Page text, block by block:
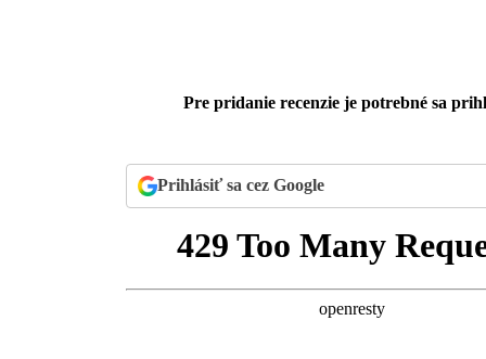
Pre pridanie recenzie je potrebné sa
Prihlásiť sa cez Google